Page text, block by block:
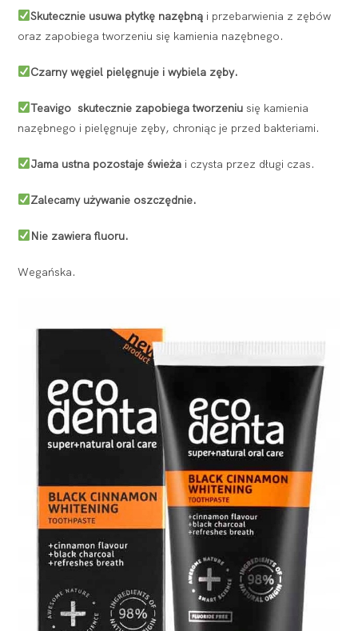
Skutecznie usuwa płytkę nazębną i przebarwienia z zębów
oraz zapobiega tworzeniu się kamienia nazębnego.
Czarny węgiel pielęgnuje i wybiela zęby.
Teavigo skutecznie zapobiega tworzeniu się kamienia
nazębnego i pielęgnuje zęby, chroniąc je przed bakteriami.
Jama ustna pozostaje świeża i czysta przez długi czas.
Zalecamy używanie oszczędnie.
Nie zawiera fluoru.
Wegańska.